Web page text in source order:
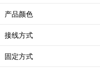
产品颜色
接线方式
固定方式